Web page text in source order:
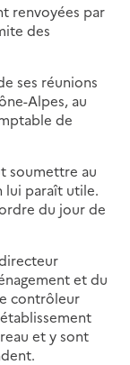
renvoyées par
des
ses réunions
Alpes, au
de
soumettre au
lui paraît utile.
du jour de
et du
contrôleur
et y sont